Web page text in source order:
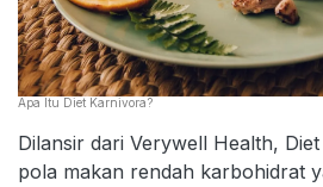
Apa Itu Diet Karnivora?
Dilansir dari Verywell Health,
pola makan rendah karbohidrat